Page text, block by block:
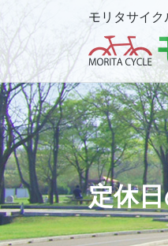
モリタサイ
定休